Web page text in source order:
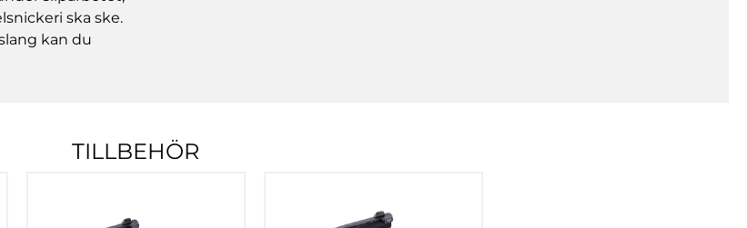
ska ske.
kan du
TILLBEHÖR